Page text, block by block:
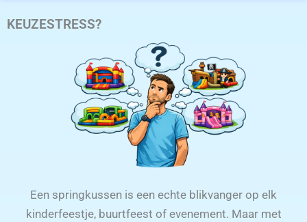
KEUZESTRESS?
Een springkussen is een echte blikvanger op elk
kinderfeestje, buurtfeest of evenement. Maar met